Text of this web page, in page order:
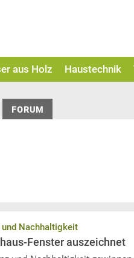
aus Holz Haustechnik
FORUM
Nachhaltigkeit
Fenster auszeichnet